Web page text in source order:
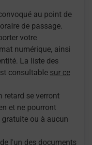
au point de
de passage.
votre
numérique, ainsi
La liste des
consultable sur ce
retard se verront
et ne pourront
ou à aucun
l'un des documents